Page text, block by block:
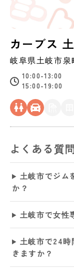
カーブス
岐阜県土岐市
10:00-13:00
15:00-19:00
よくある質
土岐市でジム
か？
土岐市で女性
土岐市で24時
きますか？